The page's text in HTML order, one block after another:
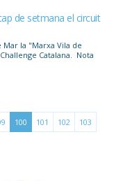
de setmana el circuit
Mar la "Marxa Vila de
Catalana. Nota
100 101 102
103